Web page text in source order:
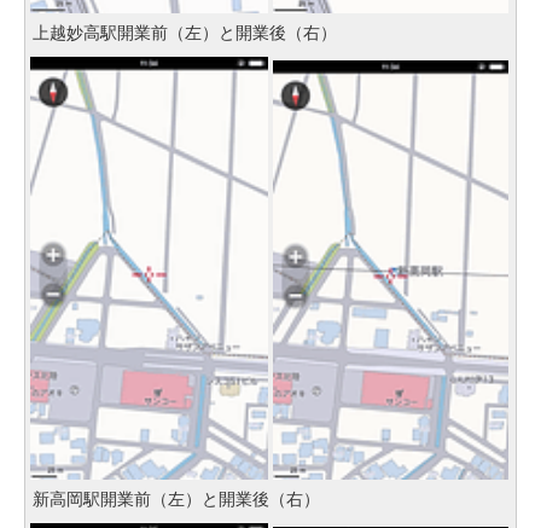
上越妙高駅開業前（左）と開業後（右）
新高岡駅開業前（左）と開業後（右）